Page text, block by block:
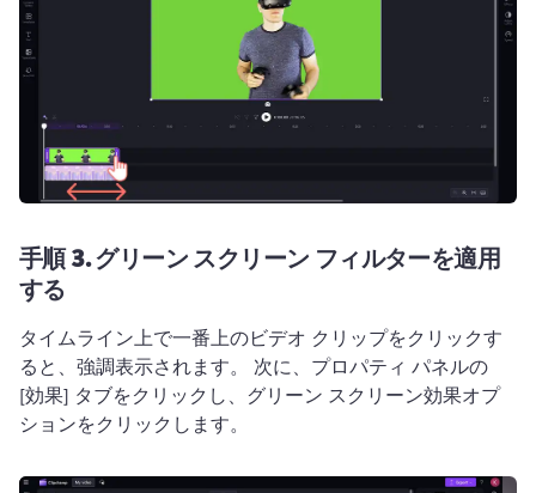
手順 3.グリーン スクリーン フィルターを適用
する
タイムライン上で一番上のビデオ クリップをクリックす
ると、強調表示されます。 次に、プロパティ パネルの
[効果] タブをクリックし、グリーン スクリーン効果オプ
ションをクリックします。